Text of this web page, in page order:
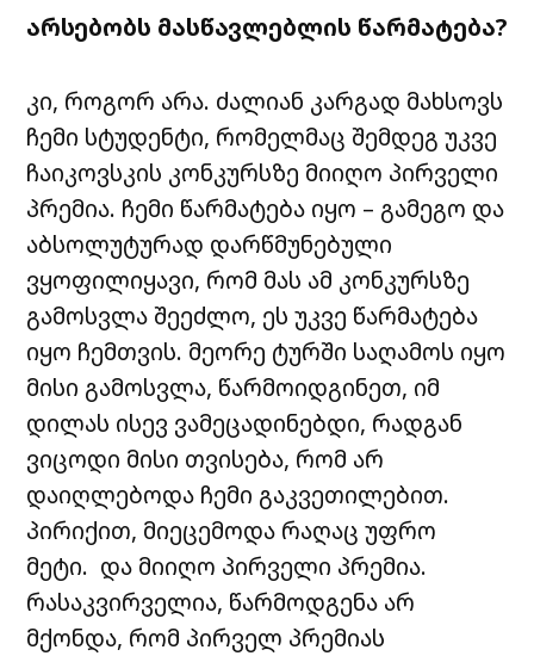
არსებობს მასწავლებლის წარმატება?
კი, როგორ არა. ძალიან კარგად მახსოვს
ჩემი სტუდენტი, რომელმაც შემდეგ უკვე
ჩაიკოვსკის კონკურსზე მიიღო პირველი
პრემია. ჩემი წარმატება იყო – გამეგო და
აბსოლუტურად დარწმუნებული
ვყოფილიყავი, რომ მას ამ კონკურსზე
გამოსვლა შეეძლო, ეს უკვე წარმატება
იყო ჩემთვის. მეორე ტურში საღამოს იყო
მისი გამოსვლა, წარმოიდგინეთ, იმ
დილას ისევ ვამეცადინებდი, რადგან
ვიცოდი მისი თვისება, რომ არ
დაიღლებოდა ჩემი გაკვეთილებით.
პირიქით, მიეცემოდა რაღაც უფრო
მეტი. და მიიღო პირველი პრემია.
რასაკვირველია, წარმოდგენა არ
მქონდა, რომ პირველ პრემიას